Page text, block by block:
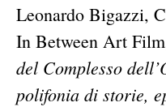
Leonardo Bigazzi,
In Between Art
del Complesso
polifonia di storie,